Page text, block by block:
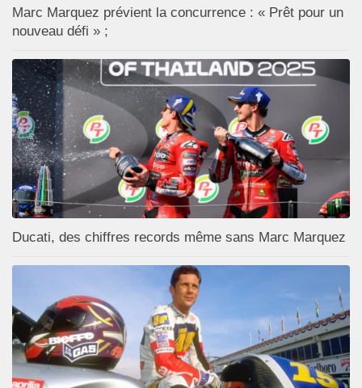
Marc Marquez prévient la concurrence : « Prêt pour un
nouveau défi » ;
Ducati, des chiffres records même sans Marc Marquez